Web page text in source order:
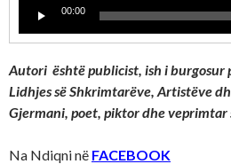
audio
00:00
Autori është publicist, ish i burgosur
Lidhjes së Shkrimtarëve, Artistëve
Gjermani, poet, piktor dhe veprimtar
Na Ndiqni në FACEBOOK